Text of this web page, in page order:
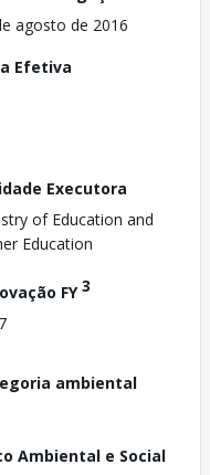
agosto de 2016
Efetiva
Executora
of Education and
Education
FY3
ambiental
Ambiental e Social